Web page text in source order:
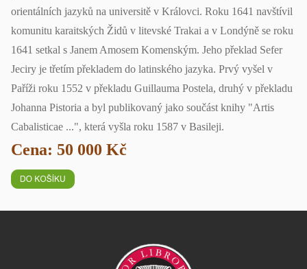
orientálních jazyků na universitě v Královci. Roku 1641 navštívil
komunitu karaitských Židů v litevské Trakai a v Londýně se roku
1641 setkal s Janem Amosem Komenským. Jeho překlad Sefer
Jeciry je třetím překladem do latinského jazyka. Prvý vyšel v
Paříži roku 1552 v překladu Guillauma Postela, druhý v překladu
Johanna Pistoria a byl publikovaný jako součást knihy "Artis
Cabalisticae ...", která vyšla roku 1587 v Basileji.
Cena: 50 000 Kč